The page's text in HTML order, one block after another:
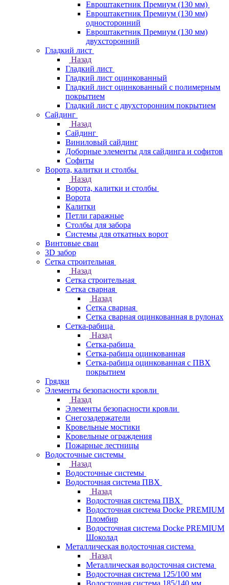
Евроштакетник Премиум (130 мм)
Евроштакетник Премиум (130 мм)
односторонний
Евроштакетник Премиум (130 мм)
двухсторонний
Гладкий лист
Назад
Гладкий лист
Гладкий лист оцинкованный
Гладкий лист оцинкованный с полимерным
покрытием
Гладкий лист с двухсторонним покрытием
Сайдинг
Назад
Сайдинг
Виниловый сайдинг
Доборные элементы для сайдинга и софитов
Софиты
Ворота, калитки и столбы
Назад
Ворота, калитки и столбы
Ворота
Калитки
Петли гаражные
Столбы для забора
Системы для откатных ворот
Винтовые сваи
3D забор
Сетка строительная
Назад
Сетка строительная
Сетка сварная
Назад
Сетка сварная
Сетка сварная оцинкованная в рулонах
Сетка-рабица
Назад
Сетка-рабица
Сетка-рабица оцинкованная
Сетка-рабица оцинкованная с ПВХ
покрытием
Грядки
Элементы безопасности кровли
Назад
Элементы безопасности кровли
Снегозадержатели
Кровельные мостики
Кровельные ограждения
Пожарные лестницы
Водосточные системы
Назад
Водосточные системы
Водосточная система ПВХ
Назад
Водосточная система ПВХ
Водосточная система Docke PREMIUM
Пломбир
Водосточная система Docke PREMIUM
Шоколад
Металлическая водосточная система
Назад
Металлическая водосточная система
Водосточная система 125/100 мм
Водосточная система 185/140 мм